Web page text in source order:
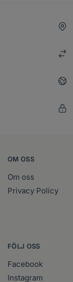
OM OSS
Om oss
Privacy Policy
FÖLJ OSS
Facebook
Instagram